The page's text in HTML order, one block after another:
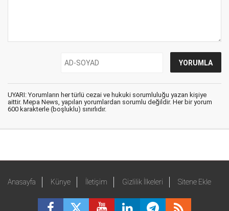
UYARI: Yorumların her türlü cezai ve hukuki sorumluluğu yazan kişiye
aittir. Mepa News, yapılan yorumlardan sorumlu değildir. Her bir yorum
600 karakterle (boşluklu) sınırlıdır.
Anasayfa Künye İletişim Gizlilik İlkeleri Sitene Ekle